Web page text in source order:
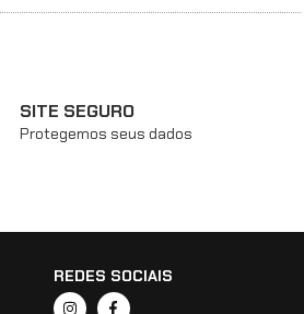
SITE SEGURO
Protegemos seus dados
REDES SOCIAIS